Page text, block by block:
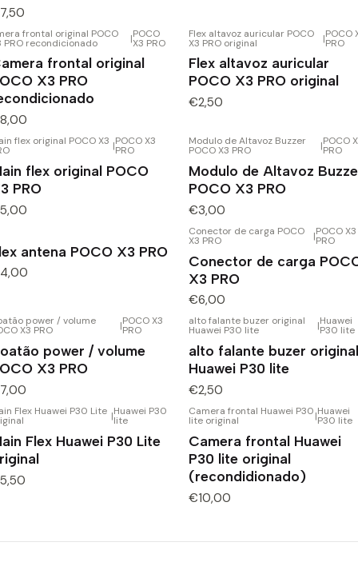
frontal original POCO
PRO recondicionado |POCO
X3 PRO
frontal original
X3 PRO
Flex altavoz auricular POCO
X3 PRO original |POCO
PRO
Flex altavoz auricular
POCO X3 PRO original
€2,50
flex original POCO X3 |POCO X3
PRO
flex original POCO
PRO
Modulo de Altavoz Buzzer
POCO X3 PRO |POCO
PRO
Modulo de Altavoz
POCO X3 PRO
€3,00
antena POCO X3 PRO
Conector de carga POCO
X3 PRO |POCO X3
PRO
Conector de carga
X3 PRO
€6,00
power / volume
X3 PRO |POCO X3
PRO
power / volume
X3 PRO
alto falante buzer original
Huawei P30 lite |Huawei
P30 lite
alto falante buzer original
Huawei P30 lite
€2,50
Flex Huawei P30 Lite |Huawei P30
lite
Flex Huawei P30 Lite
Camera frontal Huawei P30
lite original |Huawei
P30 lite
Camera frontal Huawei
P30 lite original
(recondidionado)
€10,00